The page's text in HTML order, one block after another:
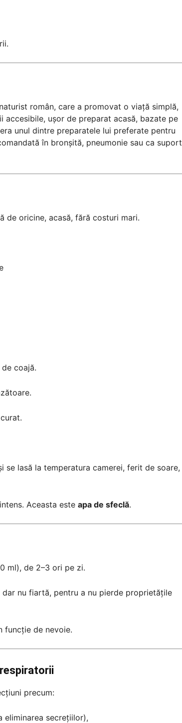
român, care a promovat o viață simplă,
accesibile, ușor de preparat acasă, bazate pe
unul dintre preparatele lui preferate pentru
în bronșită, pneumonie sau ca suport
de oricine, acasă, fără costuri mari.
coajă.
se lasă la temperatura camerei, ferit de soare,
Aceasta este apa de sfeclă.
ml), de 2–3 ori pe zi.
nu fiartă, pentru a nu pierde proprietățile
funcție de nevoie.
precum:
eliminarea secrețiilor),